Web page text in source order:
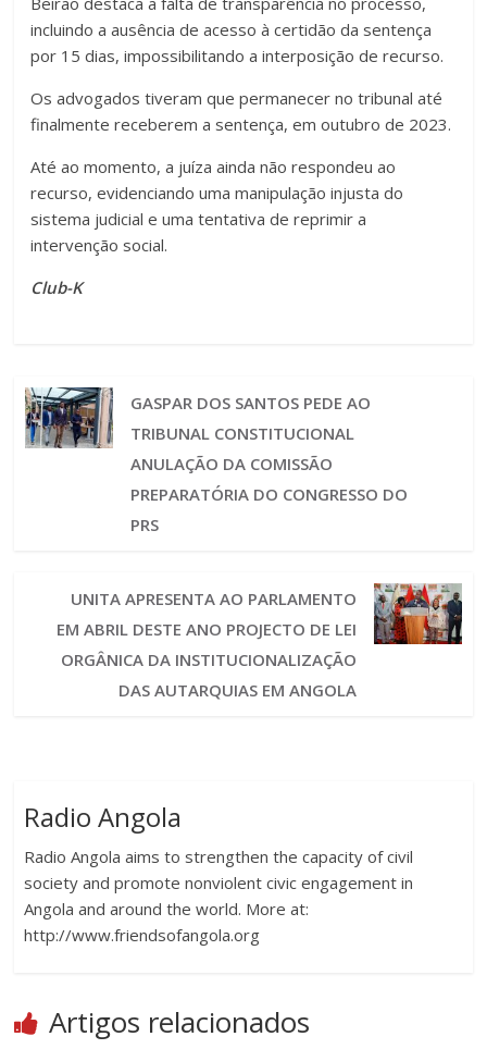
incluindo a ausência de acesso à certidão da sentença
por 15 dias, impossibilitando a interposição de recurso.
Os advogados tiveram que permanecer no tribunal até
finalmente receberem a sentença, em outubro de 2023.
Até ao momento, a juíza ainda não respondeu ao
recurso, evidenciando uma manipulação injusta do
sistema judicial e uma tentativa de reprimir a
intervenção social.
Club-K
GASPAR DOS SANTOS PEDE AO
TRIBUNAL CONSTITUCIONAL
ANULAÇÃO DA COMISSÃO
PREPARATÓRIA DO CONGRESSO DO
PRS
UNITA APRESENTA AO PARLAMENTO
EM ABRIL DESTE ANO PROJECTO DE LEI
ORGÂNICA DA INSTITUCIONALIZAÇÃO
DAS AUTARQUIAS EM ANGOLA
Radio Angola
Radio Angola aims to strengthen the capacity of civil
society and promote nonviolent civic engagement in
Angola and around the world. More at:
http://www.friendsofangola.org
Artigos relacionados